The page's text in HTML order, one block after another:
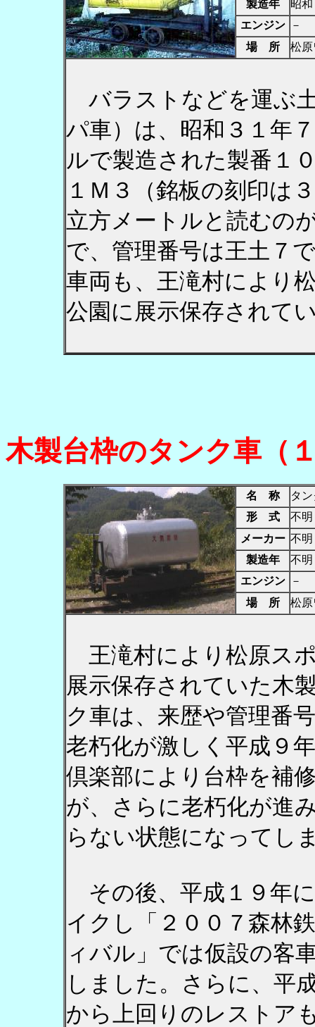
製造年
昭
エンジン
－
場 所
松
バラストなどを運ぶ
パ車）は、昭和３１年
ルで製造された製番１
１Ｍ３（銘板の刻印は
立方メートルと読むの
で、管理番号は王土７
車両も、王滝村により
公園に展示保存されて
木製台枠のタンク車（
名 称
タ
形 式
不明
メーカー 不明
製造年
不明
エンジン
－
場 所
松
王滝村により松原ス
展示保存されていた木
ク車は、来歴や管理番
老朽化が激しく平成９
倶楽部により台枠を補
が、さらに老朽化が進
らない状態になってし
その後、平成１９年
イクし「２００７森林
ィバル」では仮設の客
しました。さらに、平
から上回りのレストア